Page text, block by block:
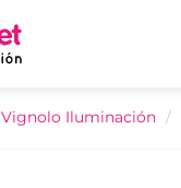
Vignolo Iluminación